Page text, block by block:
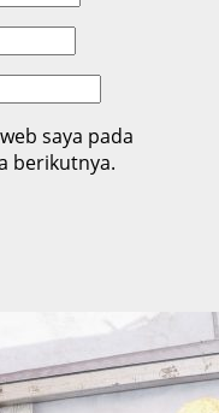
saya pada
berikutnya.